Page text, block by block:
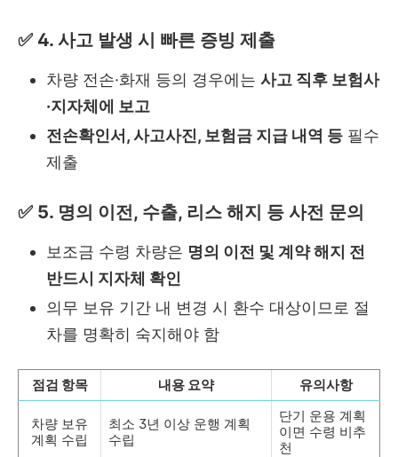
✅ 4. 사고 발생 시 빠른 증빙 제출
차량 전손·화재 등의 경우에는 사고 직후 보험사
·지자체에 보고
전손확인서, 사고사진, 보험금 지급 내역 등 필수
제출
✅ 5. 명의 이전, 수출, 리스 해지 등 사전 문의
보조금 수령 차량은 명의 이전 및 계약 해지 전
반드시 지자체 확인
의무 보유 기간 내 변경 시 환수 대상이므로 절
차를 명확히 숙지해야 함
점검 항목 내용 요약 유의사항
차량 보유
계획 수립
최소 3년 이상 운행 계획
수립
단기 운용 계획
이면 수령 비추
천